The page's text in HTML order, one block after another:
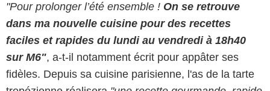
"Pour prolonger l’été ensemble ! On se retrouve
dans ma nouvelle cuisine pour des recettes
faciles et rapides du lundi au vendredi à 18h40
sur M6", a-t-il notamment écrit pour appâter ses
fidèles. Depuis sa cuisine parisienne, l'as de la tarte